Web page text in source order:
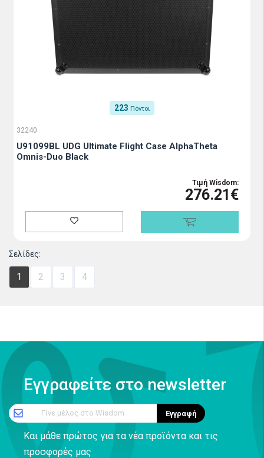
223 Πόντοι
32240
U91099BL UDG Ultimate Flight Case AlphaTheta
Omnis-Duo Black
Τιμή Wisdom:
276.21€
Σελίδες:
1 2 3 4
Εγγραφείτε στο newsletter
Γίνε μέλος στο Wisdom Εγγραφή
Και μάθε πρώτος για τα νέα προϊόντα και τις
προσφορές μας